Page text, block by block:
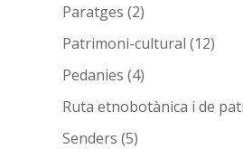
Paratges (2)
Patrimoni-cultural (12)
Pedanies (4)
Ruta etnobotànica i de
Senders (5)